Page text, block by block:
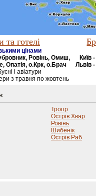
та готелі
цінами
Ровінь, Омиш,
Опатія, о.Крк, о.Брач
і авіатури
з травня по жовтень
Київ
Львів
Трогір
Острів Хвар
Ровінь
Шибенік
Острів Раб